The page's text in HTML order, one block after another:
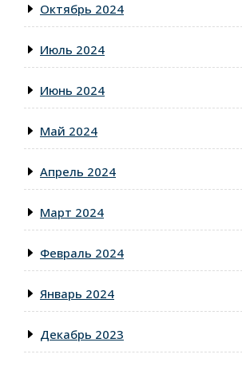
Октябрь 2024
Июль 2024
Июнь 2024
Май 2024
Апрель 2024
Март 2024
Февраль 2024
Январь 2024
Декабрь 2023